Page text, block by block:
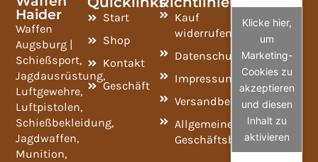
Haider
Waffen
Augsburg |
Schießsport,
Jagdausrüstung,
Luftgewehre,
Luftpistolen,
Schießbekleidung,
Jagdwaffen,
Munition,
Start
Shop
Kontakt
Geschäft
Kauf
widerrufen
Datenschutzrichtlinie
Impressum
Versandbedingungen
Allgemeine
Geschäftsbedingungen
Klicke hier,
um
Marketing-
Cookies zu
akzeptieren
und diesen
Inhalt zu
aktivieren